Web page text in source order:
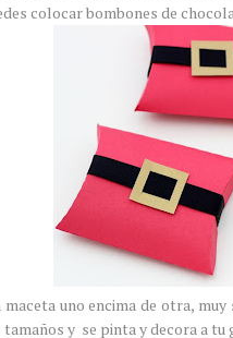
colocar bombones de
uno encima de otra,
y se pinta y decora a tu